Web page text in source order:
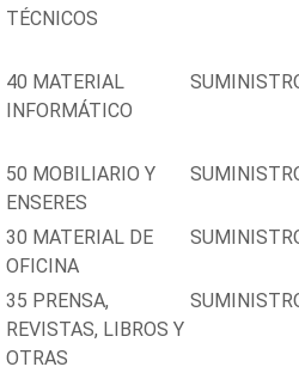
TÉCNICOS
40 MATERIAL
INFORMÁTICO
50 MOBILIARIO Y
ENSERES
30 MATERIAL DE
OFICINA
35 PRENSA,
REVISTAS, LIBROS Y
OTRAS